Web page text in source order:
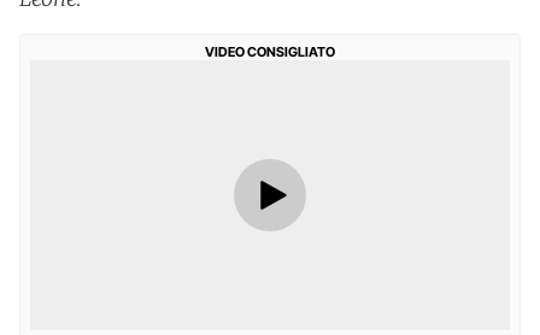
VIDEO CONSIGLIATO